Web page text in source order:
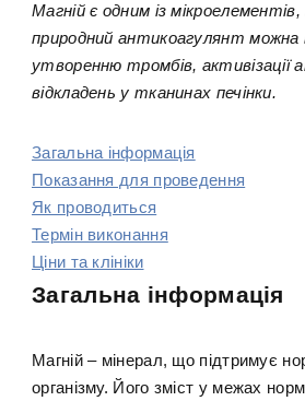
Магній є одним із
природний антикоагулянт
утворенню тромбів, активізації
відкладень у тканинах печінки.
Загальна інформація
Показання для проведення
Як проводиться
Термін виконання
Ціни та клініки
Загальна інформація
Магній – мінерал, що підтримує
організму. Його зміст у межах